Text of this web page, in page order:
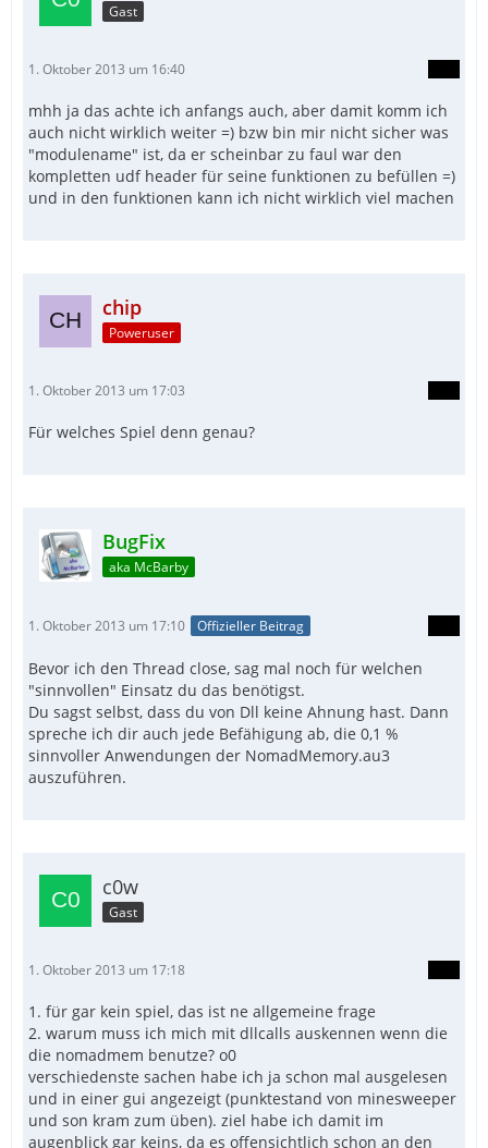
Gast
1. Oktober 2013 um 16:40
mhh ja das achte ich anfangs auch, aber damit komm ich
auch nicht wirklich weiter =) bzw bin mir nicht sicher was
"modulename" ist, da er scheinbar zu faul war den
kompletten udf header für seine funktionen zu befüllen =)
und in den funktionen kann ich nicht wirklich viel machen
chip
Poweruser
1. Oktober 2013 um 17:03
Für welches Spiel denn genau?
BugFix
aka McBarby
1. Oktober 2013 um 17:10 Offizieller Beitrag
Bevor ich den Thread close, sag mal noch für welchen
"sinnvollen" Einsatz du das benötigst.
Du sagst selbst, dass du von Dll keine Ahnung hast. Dann
spreche ich dir auch jede Befähigung ab, die 0,1 %
sinnvoller Anwendungen der NomadMemory.au3
auszuführen.
c0w
Gast
1. Oktober 2013 um 17:18
1. für gar kein spiel, das ist ne allgemeine frage
2. warum muss ich mich mit dllcalls auskennen wenn die
die nomadmem benutze? o0
verschiedenste sachen habe ich ja schon mal ausgelesen
und in einer gui angezeigt (punktestand von minesweeper
und son kram zum üben). ziel habe ich damit im
augenblick gar keins, da es offensichtlich schon an den